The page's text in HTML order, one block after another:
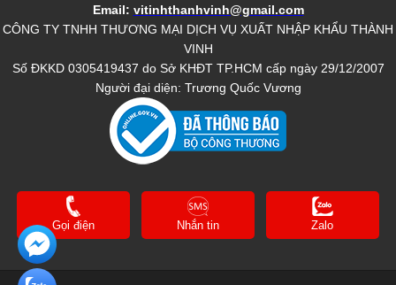
Email: vitinhthanhvinh@gmail.com
CÔNG TY TNHH THƯƠNG MẠI DỊCH VỤ XUẤT NHẬP KHẨU THÀNH
VINH
Số ĐKKD 0305419437 do Sở KHĐT TP.HCM cấp ngày 29/12/2007
Người đại diện: Trương Quốc Vương
Gọi điện Nhắn tin Zalo